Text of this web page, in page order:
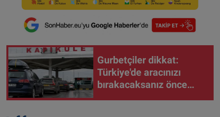
Gurbetçiler dikkat:
Türkiye'de aracınızı
bırakacaksanız önce